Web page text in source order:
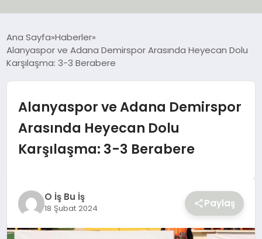
EKONOMİ
SPOR
Ana Sayfa Haberler
Alanyaspor ve Adana Demirspor Arasında Heyecan Dolu
Karşılaşma: 3-3 Berabere
Alanyaspor ve Adana Demirspor
Arasında Heyecan Dolu
Karşılaşma: 3-3 Berabere
O İş Bu İş
18 Şubat 2024 Paylaş